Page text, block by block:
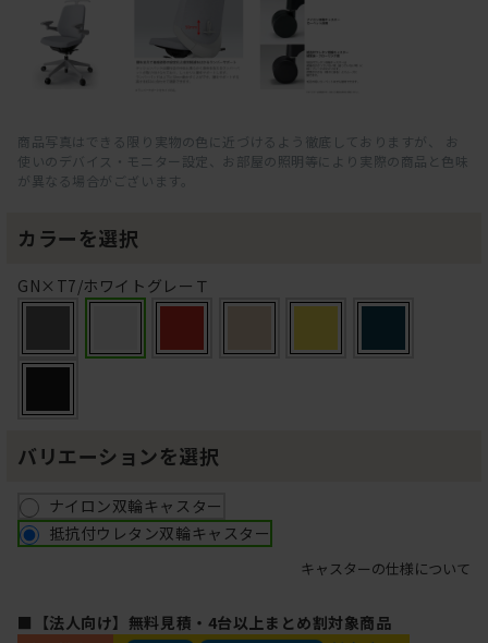
商品写真はできる限り実物の色に近づけるよう徹底しておりますが、 お
使いのデバイス・モニター設定、お部屋の照明等により実際の商品と色味
が異なる場合がございます。
カラーを選択
GN×T7/ホワイトグレーＴ
バリエーションを選択
ナイロン双輪キャスター
抵抗付ウレタン双輪キャスター
キャスターの仕様について
■【法人向け】無料見積・4台以上まとめ割対象商品